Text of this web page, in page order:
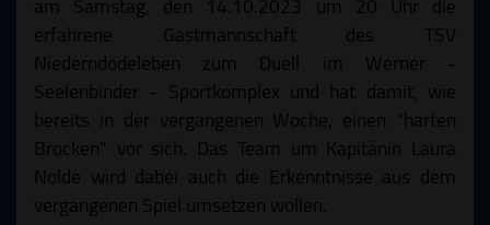
erfahrene Gastmannschaft des TSV
Niederndodeleben zum Duell im Werner -
Seelenbinder - Sportkomplex und hat damit, wie
bereits in der vergangenen Woche, einen "harten
Brocken" vor sich. Das Team um Kapitänin Laura
Nolde wird dabei auch die Erkenntnisse aus dem
vergangenen Spiel umsetzen wollen.